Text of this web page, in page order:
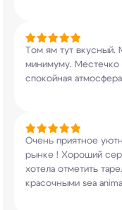
Том ям тут вкусный.
минимуму. Местечко
спокойная
Очень приятное
рынке ! Хороший
хотела отметить
красочными sea